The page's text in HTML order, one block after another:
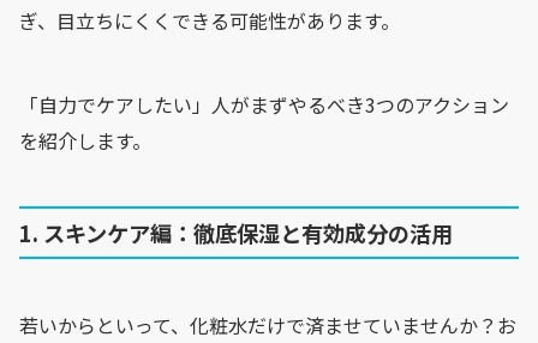
ぎ、目立ちにくくできる可能性があります。
「自力でケアしたい」人がまずやるべき3つのアクション
を紹介します。
1. スキンケア編：徹底保湿と有効成分の活用
若いからといって、化粧水だけで済ませていませんか？お